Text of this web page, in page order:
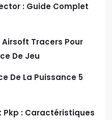
: Guide Complet
Airsoft Tracers Pour
De Jeu
De La Puissance 5
Pkp : Caractéristiques